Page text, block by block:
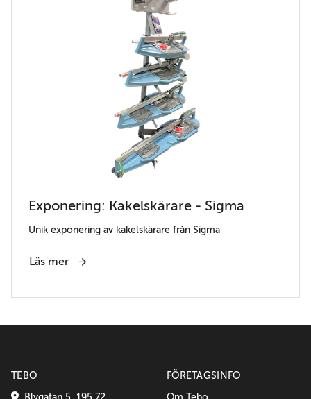
Exponering: Kakelskärare - Sigma
Unik exponering av kakelskärare från Sigma
Läs mer
TEBO
FÖRETAGSINFO